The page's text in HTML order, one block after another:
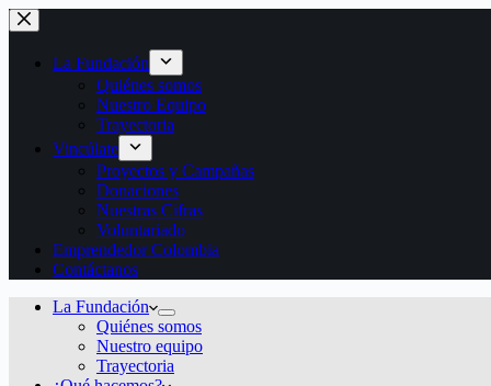
La Fundación
Quiénes somos
Nuestro Equipo
Trayectoria
Vincúlate
Proyectos y Campañas
Donaciones
Nuestras Cifras
Voluntariado
Emprendedor Colombia
Contáctanos
La Fundación
Quiénes somos
Nuestro equipo
Trayectoria